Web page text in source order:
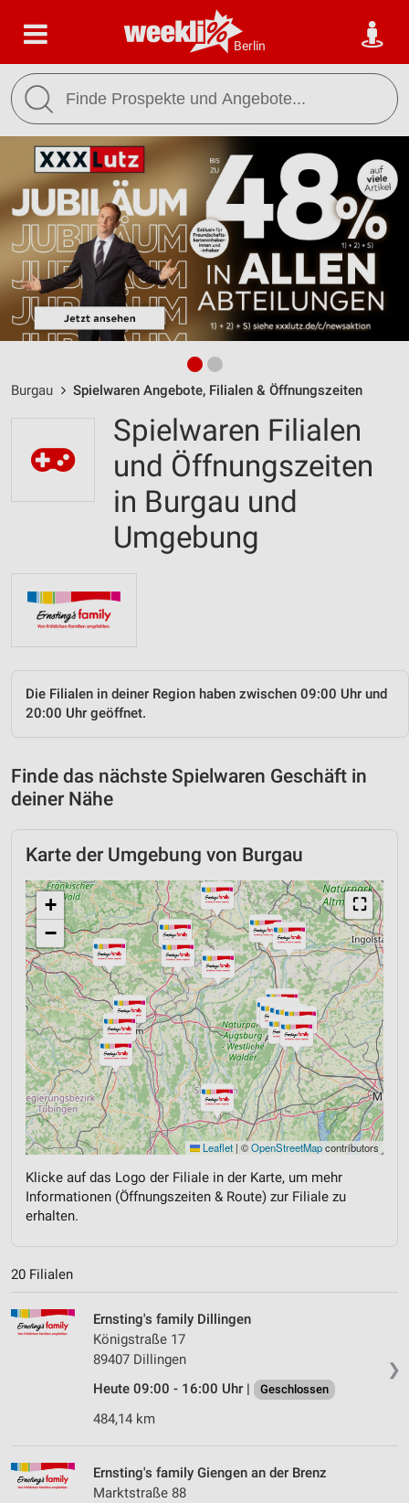
Berlin
Burgau Spielwaren Angebote, Filialen & Öffnungszeiten
Spielwaren Filialen
und Öffnungszeiten
in Burgau und
Umgebung
Die Filialen in deiner Region haben zwischen 09:00 Uhr und
20:00 Uhr geöffnet.
Finde das nächste Spielwaren Geschäft in
deiner Nähe
Karte der Umgebung von Burgau
⛶
+
−
Leaflet | ©OpenStreetMapcontributors
Klicke auf das Logo der Filiale in der Karte, um mehr
Informationen (Öffnungszeiten & Route) zur Filiale zu
erhalten.
20 Filialen
❯
Ernsting's family Dillingen
Königstraße 17
89407 Dillingen
Heute 09:00 - 16:00 Uhr |
Geschlossen
484,14 km
Ernsting's family Giengen an der Brenz
Marktstraße 88